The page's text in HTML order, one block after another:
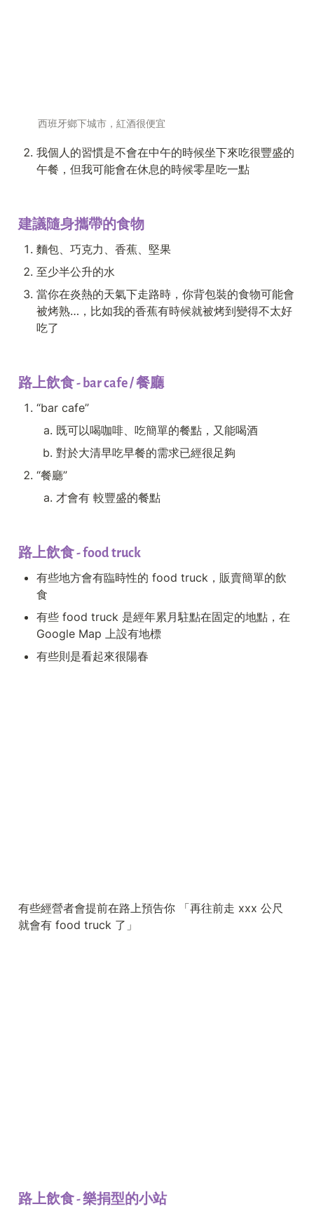
西班牙鄉下城市，紅酒很便宜
我個人的習慣是不會在中午的時候坐下來吃很豐盛的
午餐，但我可能會在休息的時候零星吃一點
建議隨身攜帶的食物
麵包、巧克力、香蕉、堅果
至少半公升的水
當你在炎熱的天氣下走路時，你背包裝的食物可能會
被烤熟…，比如我的香蕉有時候就被烤到變得不太好
吃了
路上飲食 - bar cafe / 餐廳
“bar cafe”
既可以喝咖啡、吃簡單的餐點，又能喝酒
對於大清早吃早餐的需求已經很足夠
“餐廳”
才會有 較豐盛的餐點
路上飲食 - food truck
有些地方會有臨時性的 food truck，販賣簡單的飲
食
有些 food truck 是經年累月駐點在固定的地點，在
Google Map 上設有地標
有些則是看起來很陽春
有些經營者會提前在路上預告你 「再往前走 xxx 公尺
就會有 food truck 了」
路上飲食 - 樂捐型的小站